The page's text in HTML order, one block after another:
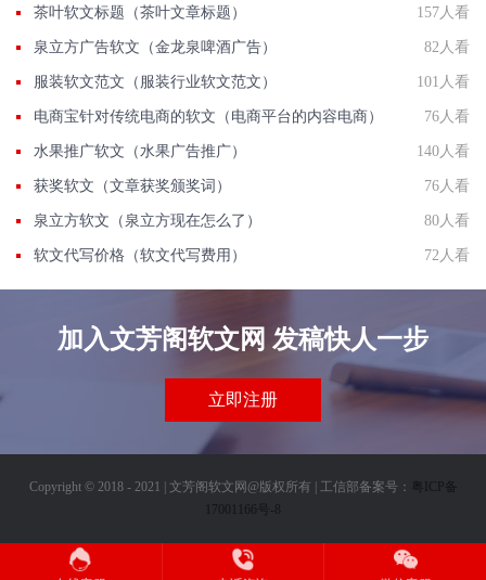
茶叶软文标题（茶叶文章标题） 157人看
泉立方广告软文（金龙泉啤酒广告） 82人看
服装软文范文（服装行业软文范文） 101人看
电商宝针对传统电商的软文（电商平台的内容电商） 76人看
水果推广软文（水果广告推广） 140人看
获奖软文（文章获奖颁奖词） 76人看
泉立方软文（泉立方现在怎么了） 80人看
软文代写价格（软文代写费用） 72人看
加入文芳阁软文网 发稿快人一步
立即注册
Copyright © 2018 - 2021 | 文芳阁软文网@版权所有 | 工信部备案号： 粤ICP备
17001166号-8